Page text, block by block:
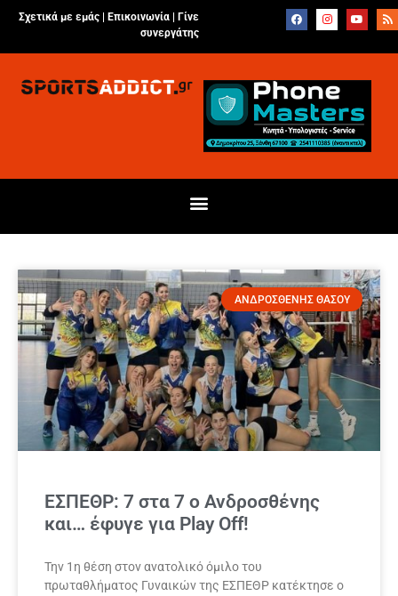
Σχετικά με εμάς | Επικοινωνία
Γίνε
συνεργάτης
ΑΝΔΡΟΣΘΕΝΗΣ ΘΑΣΟΥ
ΕΣΠΕΘΡ: 7 στα 7 ο Ανδροσθένης
και… έφυγε για Play Off!
Την 1η θέση στον ανατολικό όμιλο του
πρωταθλήματος Γυναικών της ΕΣΠΕΘΡ κατέκτησε ο